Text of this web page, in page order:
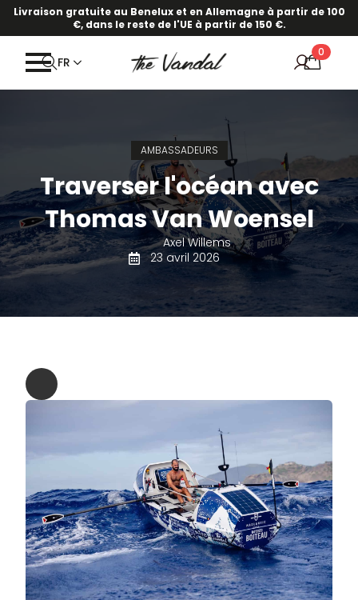
Livraison gratuite au Benelux et en Allemagne à partir de 100
€, dans le reste de l'UE à partir de 150 €.
FR
0
AMBASSADEURS
Traverser l'océan avec
Thomas Van Woensel
Axel Willems
23 avril 2026